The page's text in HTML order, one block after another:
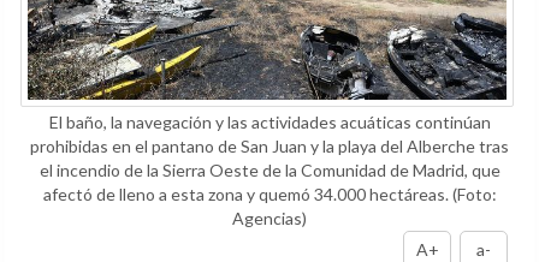
El baño, la navegación y las actividades acuáticas continúan
prohibidas en el pantano de San Juan y la playa del Alberche tras
el incendio de la Sierra Oeste de la Comunidad de Madrid, que
afectó de lleno a esta zona y quemó 34.000 hectáreas.(Foto:
Agencias)
A+
a-